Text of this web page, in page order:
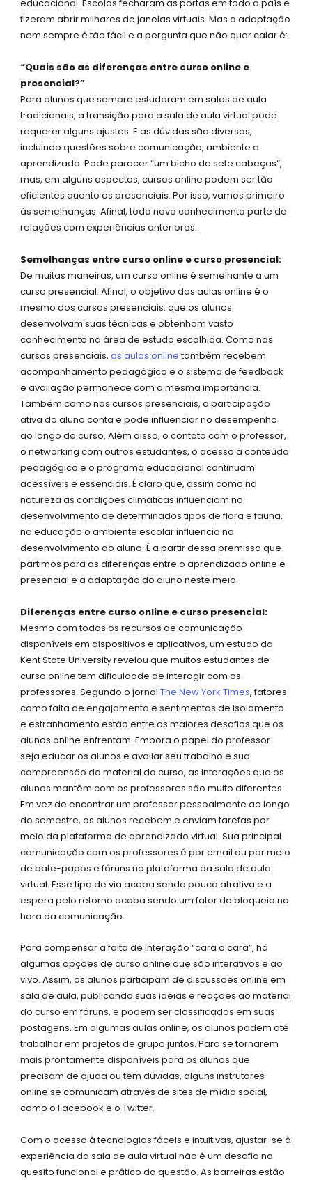
-
s
q
u
a
r
e
m
educacional. Escolas fecharam as portas em todo o país e
fizeram abrir milhares de janelas virtuais. Mas a adaptação
nem sempre é tão fácil e a pergunta que não quer calar é:
“Quais são as diferenças entre curso online e
presencial?”
Para alunos que sempre estudaram em salas de aula
tradicionais, a transição para a sala de aula virtual pode
requerer alguns ajustes. E as dúvidas são diversas,
incluindo questões sobre comunicação, ambiente e
aprendizado. Pode parecer “um bicho de sete cabeças”,
mas, em alguns aspectos, cursos online podem ser tão
eficientes quanto os presenciais. Por isso, vamos primeiro
às semelhanças. Afinal, todo novo conhecimento parte de
relações com experiências anteriores.
Semelhanças entre curso online e curso presencial:
De muitas maneiras, um curso online é semelhante a um
curso presencial. Afinal, o objetivo das aulas online é o
mesmo dos cursos presenciais: que os alunos
desenvolvam suas técnicas e obtenham vasto
conhecimento na área de estudo escolhida. Como nos
cursos presenciais,as aulas onlinetambém recebem
acompanhamento pedagógico e o sistema de feedback
e avaliação permanece com a mesma importância.
Também como nos cursos presenciais, a participação
ativa do aluno conta e pode influenciar no desempenho
ao longo do curso. Além disso, o contato com o professor,
o networking com outros estudantes, o acesso à conteúdo
pedagógico e o programa educacional continuam
acessíveis e essenciais. É claro que, assim como na
natureza as condições climáticas influenciam no
desenvolvimento de determinados tipos de flora e fauna,
na educação o ambiente escolar influencia no
desenvolvimento do aluno. É a partir dessa premissa que
partimos para as diferenças entre o aprendizado online e
presencial e a adaptação do aluno neste meio.
Diferenças entre curso online e curso presencial:
Mesmo com todos os recursos de comunicação
disponíveis em dispositivos e aplicativos, um estudo da
Kent State University revelou que muitos estudantes de
curso online tem dificuldade de interagir com os
professores. Segundo o jornalThe New York Times, fatores
como falta de engajamento e sentimentos de isolamento
e estranhamento estão entre os maiores desafios que os
alunos online enfrentam. Embora o papel do professor
seja educar os alunos e avaliar seu trabalho e sua
compreensão do material do curso, as interações que os
alunos mantêm com os professores são muito diferentes.
Em vez de encontrar um professor pessoalmente ao longo
do semestre, os alunos recebem e enviam tarefas por
meio da plataforma de aprendizado virtual. Sua principal
comunicação com os professores é por email ou por meio
de bate-papos e fóruns na plataforma da sala de aula
virtual. Esse tipo de via acaba sendo pouco atrativa e a
espera pelo retorno acaba sendo um fator de bloqueio na
hora da comunicação.
Para compensar a falta de interação “cara a cara”, há
algumas opções de curso online que são interativos e ao
vivo. Assim, os alunos participam de discussões online em
sala de aula, publicando suas idéias e reações ao material
do curso em fóruns, e podem ser classificados em suas
postagens. Em algumas aulas online, os alunos podem até
trabalhar em projetos de grupo juntos. Para se tornarem
mais prontamente disponíveis para os alunos que
precisam de ajuda ou têm dúvidas, alguns instrutores
online se comunicam através de sites de mídia social,
como o Facebook e o Twitter.
Com o acesso à tecnologias fáceis e intuitivas, ajustar-se à
experiência da sala de aula virtual não é um desafio no
quesito funcional e prático da questão. As barreiras estão